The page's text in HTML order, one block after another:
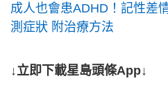
成人也會患ADHD！記性差
測症狀 附治療方法
↓立即下載星島頭條App↓